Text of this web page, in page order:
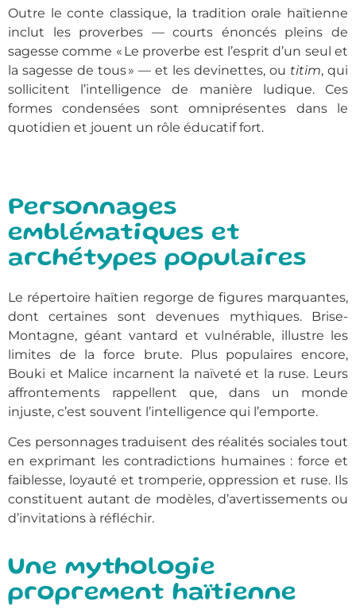
Outre le conte classique, la tradition orale haïtienne
inclut les proverbes — courts énoncés pleins de
sagesse comme « Le proverbe est l’esprit d’un seul et
la sagesse de tous » — et les devinettes, ou titim, qui
sollicitent l’intelligence de manière ludique. Ces
formes condensées sont omniprésentes dans le
quotidien et jouent un rôle éducatif fort.
Personnages
emblématiques et
archétypes populaires
Le répertoire haïtien regorge de figures marquantes,
dont certaines sont devenues mythiques. Brise-
Montagne, géant vantard et vulnérable, illustre les
limites de la force brute. Plus populaires encore,
Bouki et Malice incarnent la naïveté et la ruse. Leurs
affrontements rappellent que, dans un monde
injuste, c’est souvent l’intelligence qui l’emporte.
Ces personnages traduisent des réalités sociales tout
en exprimant les contradictions humaines : force et
faiblesse, loyauté et tromperie, oppression et ruse. Ils
constituent autant de modèles, d’avertissements ou
d’invitations à réfléchir.
Une mythologie
proprement haïtienne